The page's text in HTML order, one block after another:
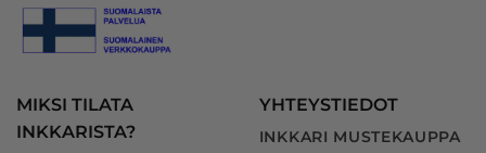
MIKSI TILATA
INKKARISTA?
YHTEYSTIEDOT
INKKARI MUSTEKAUPPA